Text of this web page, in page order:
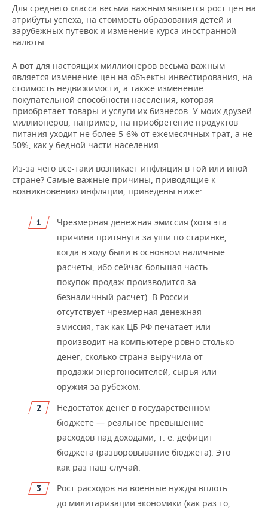
Для среднего класса весьма важным является рост цен на
атрибуты успеха, на стоимость образования детей и
зарубежных путевок и изменение курса иностранной
валюты.
А вот для настоящих миллионеров весьма важным
является изменение цен на объекты инвестирования, на
стоимость недвижимости, а также изменение
покупательной способности населения, которая
приобретает товары и услуги их бизнесов. У моих друзей-
миллионеров, например, на приобретение продуктов
питания уходит не более 5-6% от ежемесячных трат, а не
50%, как у бедной части населения.
Из-за чего все-таки возникает инфляция в той или иной
стране? Самые важные причины, приводящие к
возникновению инфляции, приведены ниже:
Чрезмерная денежная эмиссия (хотя эта
причина притянута за уши по старинке,
когда в ходу были в основном наличные
расчеты, ибо сейчас большая часть
покупок-продаж производится за
безналичный расчет). В России
отсутствует чрезмерная денежная
эмиссия, так как ЦБ РФ печатает или
производит на компьютере ровно столько
денег, сколько страна выручила от
продажи энергоносителей, сырья или
оружия за рубежом.
Недостаток денег в государственном
бюджете — реальное превышение
расходов над доходами, т. е. дефицит
бюджета (разворовывание бюджета). Это
как раз наш случай.
Рост расходов на военные нужды вплоть
до милитаризации экономики (как раз то,